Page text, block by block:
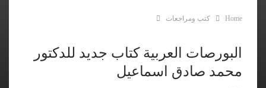
Home كتب ومراجعات
البورصات العربية كتاب جديد للدكتور
محمد صادق اسماعيل